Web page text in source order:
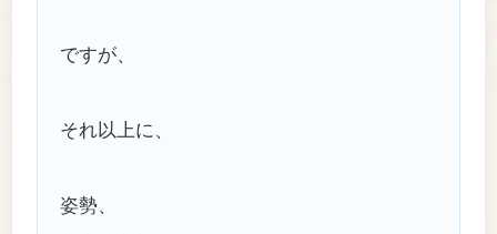
ですが、
それ以上に、
姿勢、